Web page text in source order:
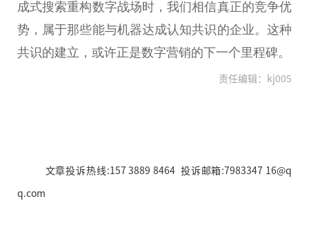
成式搜索重构数字战场时，我们相信真正的竞争优
势，属于那些能与机器达成认知共识的企业。这种
共识的建立，或许正是数字营销的下一个里程碑。
责任编辑：kj005
文章投诉热线:157 3889 8464 投诉邮箱:7983347 16@q
q.com